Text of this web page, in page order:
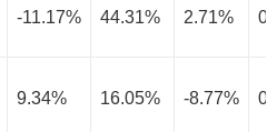
-11.17% 44.31% 2.71%
9.34% 16.05% -8.77%